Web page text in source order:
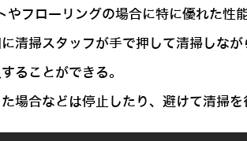
フローリングの場合に特に優れた性
清掃スタッフが手で押して清掃しな
ることができる。
場合などは停止したり、避けて清掃を